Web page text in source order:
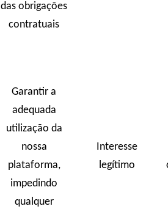
das obrigações
contratuais
Garantir a
adequada
utilização da
nossa
plataforma,
impedindo
qualquer
Interesse
legítimo